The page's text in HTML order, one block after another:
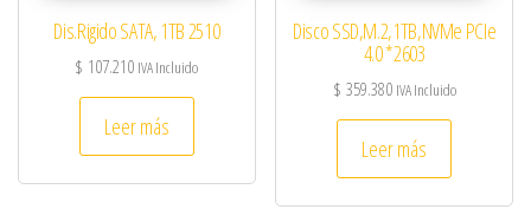
Dis.Rigido SATA, 1TB 2510
$ 107.210 IVA Incluido
Leer más
Disco SSD,M.2,1TB,NVMe PCIe
4.0 *2603
$ 359.380 IVA Incluido
Leer más